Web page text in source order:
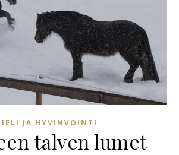
JA HYVINVOINTI
talven lumet